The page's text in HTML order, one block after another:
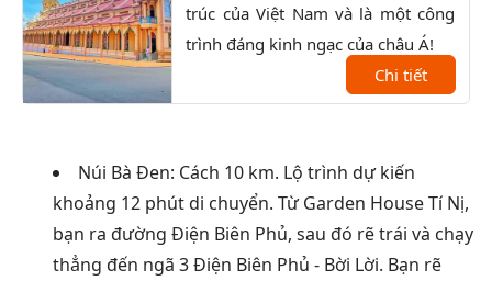
trúc của Việt Nam và là một công
trình đáng kinh ngạc của châu Á!
Chi tiết
Núi Bà Đen: Cách 10 km. Lộ trình dự kiến
khoảng 12 phút di chuyển. Từ Garden House Tí Nị,
bạn ra đường Điện Biên Phủ, sau đó rẽ trái và chạy
thẳng đến ngã 3 Điện Biên Phủ - Bời Lời. Bạn rẽ